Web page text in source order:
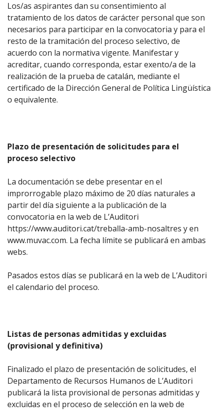
Los/as aspirantes dan su consentimiento al
tratamiento de los datos de carácter personal que son
necesarios para participar en la convocatoria y para el
resto de la tramitación del proceso selectivo, de
acuerdo con la normativa vigente. Manifestar y
acreditar, cuando corresponda, estar exento/a de la
realización de la prueba de catalán, mediante el
certificado de la Dirección General de Política Lingüística
o equivalente.
Plazo de presentación de solicitudes para el
proceso selectivo
La documentación se debe presentar en el
improrrogable plazo máximo de 20 días naturales a
partir del día siguiente a la publicación de la
convocatoria en la web de L’Auditori
https://www.auditori.cat/treballa-amb-nosaltres y en
www.muvac.com. La fecha límite se publicará en ambas
webs.
Pasados estos días se publicará en la web de L’Auditori
el calendario del proceso.
Listas de personas admitidas y excluidas
(provisional y definitiva)
Finalizado el plazo de presentación de solicitudes, el
Departamento de Recursos Humanos de L’Auditori
publicará la lista provisional de personas admitidas y
excluidas en el proceso de selección en la web de